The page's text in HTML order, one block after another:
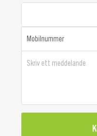
Mobilnummer
Skriv ett meddelande